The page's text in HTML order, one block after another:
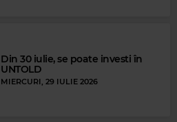
Din 30 iulie, se poate investi în
UNTOLD
MIERCURI, 29 IULIE 2026